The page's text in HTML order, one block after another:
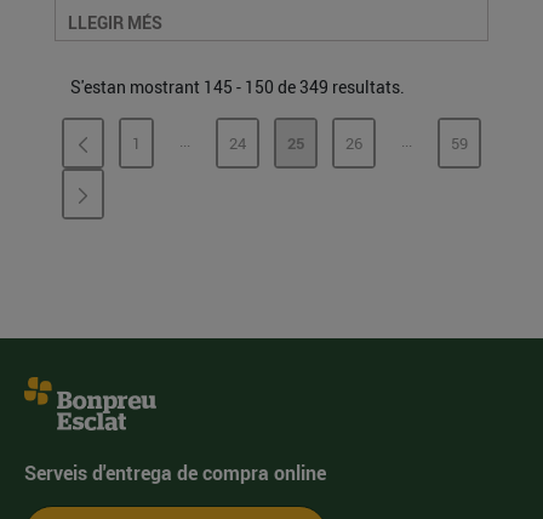
LLEGIR MÉS
S'estan mostrant 145 - 150 de 349 resultats.
PÀGINA
1 ...PÀGINES INTERMÈDIES
PÀGINA
24 PÀGINA
25 PÀGINA
26 ...PÀGINESPÀGINA
59
Serveis d'entrega de compra online